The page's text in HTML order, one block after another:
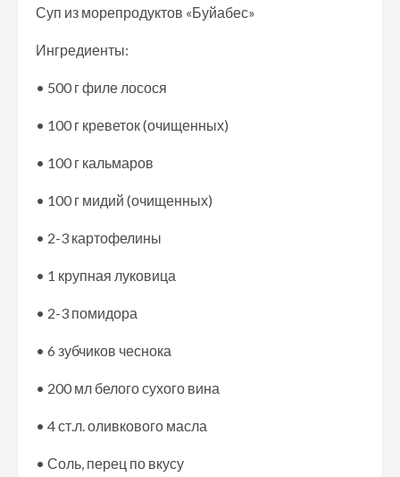
Суп из морепродуктов «Буйабес»
Ингредиенты:
• 500 г филе лосося
• 100 г креветок (очищенных)
• 100 г кальмаров
• 100 г мидий (очищенных)
• 2-3 картофелины
• 1 крупная луковица
• 2-3 помидора
• 6 зубчиков чеснока
• 200 мл белого сухого вина
• 4 ст.л. оливкового масла
• Соль, перец по вкусу